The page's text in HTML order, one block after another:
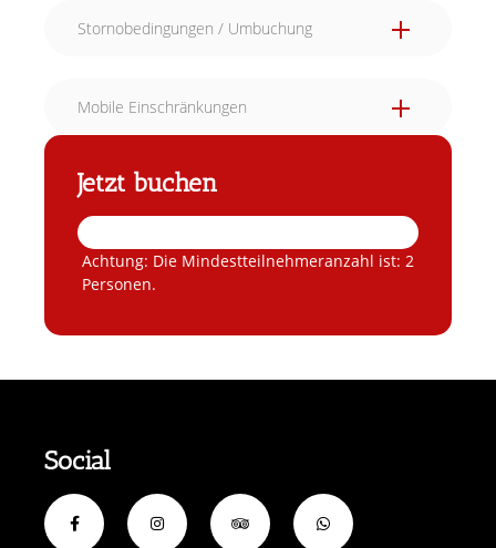
Stornobedingungen / Umbuchung
Mobile Einschränkungen
Jetzt buchen
Achtung: Die Mindestteilnehmeranzahl ist: 2
Personen.
Social